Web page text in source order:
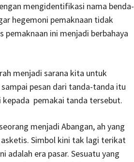
mengidentifikasi nama benda-
hegemoni pemaknaan tidak
pemaknaan ini menjadi berbahaya
menjadi sarana kita untuk
pesan dari tanda-tanda itu
pemakai tanda tersebut.
menjadi Abangan, ah yang
Simbol kini tak lagi terikat
adalah era pasar. Sesuatu yang